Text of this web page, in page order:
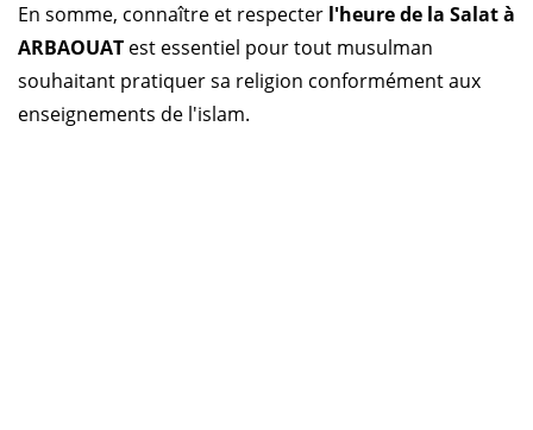
En somme, connaître et respecter l'heure de la Salat à
ARBAOUAT est essentiel pour tout musulman
souhaitant pratiquer sa religion conformément aux
enseignements de l'islam.